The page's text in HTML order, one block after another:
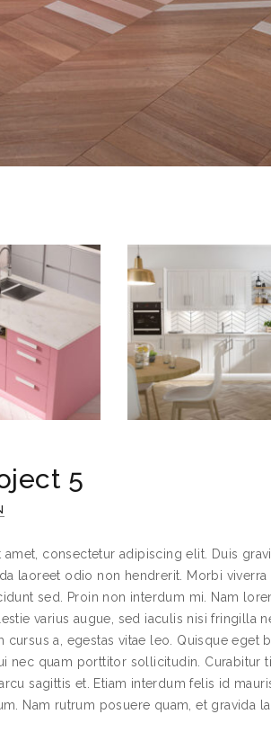
5
amet, consectetur adipiscing elit. Duis
laoreet odio non hendrerit. Morbi viverra
sed. Proin non interdum mi. Nam
varius augue, sed iaculis nisi fringilla
cursus a, egestas vitae leo. Quisque eget
nec quam porttitor sollicitudin. Curabitur
sagittis et. Etiam interdum felis id
Nam rutrum posuere quam, et gravida